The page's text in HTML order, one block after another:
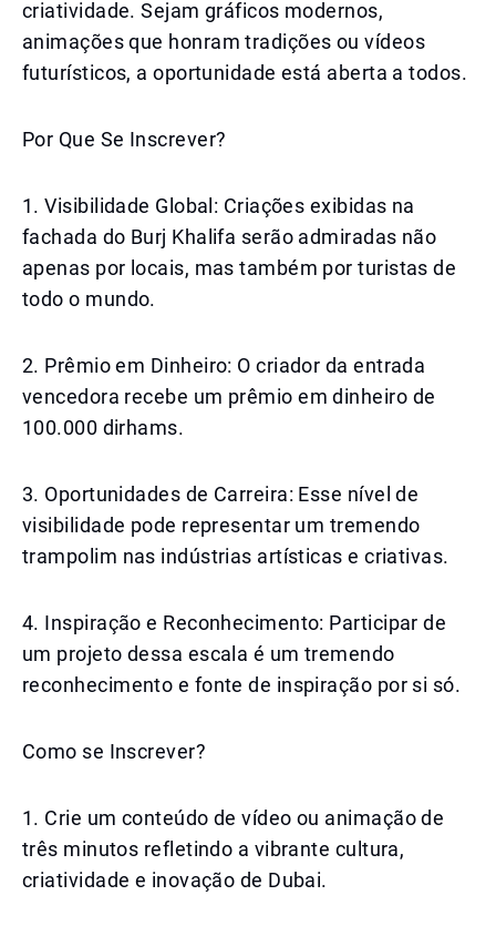
criatividade. Sejam gráficos modernos,
animações que honram tradições ou vídeos
futurísticos, a oportunidade está aberta a todos.
Por Que Se Inscrever?
1. Visibilidade Global: Criações exibidas na
fachada do Burj Khalifa serão admiradas não
apenas por locais, mas também por turistas de
todo o mundo.
2. Prêmio em Dinheiro: O criador da entrada
vencedora recebe um prêmio em dinheiro de
100.000 dirhams.
3. Oportunidades de Carreira: Esse nível de
visibilidade pode representar um tremendo
trampolim nas indústrias artísticas e criativas.
4. Inspiração e Reconhecimento: Participar de
um projeto dessa escala é um tremendo
reconhecimento e fonte de inspiração por si só.
Como se Inscrever?
1. Crie um conteúdo de vídeo ou animação de
três minutos refletindo a vibrante cultura,
criatividade e inovação de Dubai.